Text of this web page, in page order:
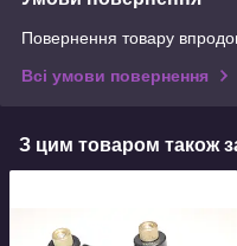
Повернення товару
Всі умови повернення
З цим товаром також